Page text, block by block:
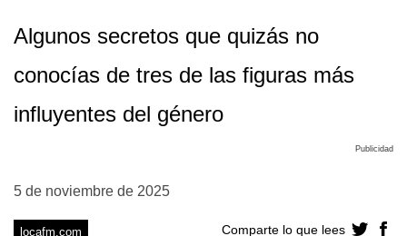
Algunos secretos que quizás no
conocías de tres de las figuras más
influyentes del género
Publicidad
5 de noviembre de 2025
locafm.com Comparte lo que lees